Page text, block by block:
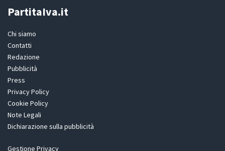
PartitaIva.it
Chi siamo
Contatti
Redazione
Pubblicità
Press
Privacy Policy
Cookie Policy
Note Legali
Dichiarazione sulla pubblicità
Gestione Privacy